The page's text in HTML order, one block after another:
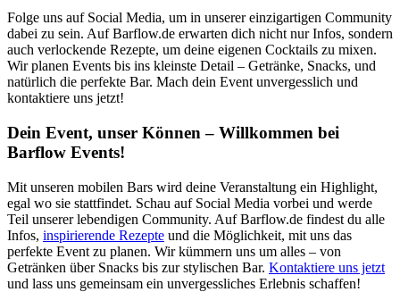
Folge uns auf Social Media, um in unserer einzigartigen Community
dabei zu sein. Auf Barflow.de erwarten dich nicht nur Infos, sondern
auch verlockende Rezepte, um deine eigenen Cocktails zu mixen.
Wir planen Events bis ins kleinste Detail – Getränke, Snacks, und
natürlich die perfekte Bar. Mach dein Event unvergesslich und
kontaktiere uns jetzt!
Dein Event, unser Können – Willkommen bei
Barflow Events!
Mit unseren mobilen Bars wird deine Veranstaltung ein Highlight,
egal wo sie stattfindet. Schau auf Social Media vorbei und werde
Teil unserer lebendigen Community. Auf Barflow.de findest du alle
Infos, inspirierende Rezepte und die Möglichkeit, mit uns das
perfekte Event zu planen. Wir kümmern uns um alles – von
Getränken über Snacks bis zur stylischen Bar. Kontaktiere uns jetzt
und lass uns gemeinsam ein unvergessliches Erlebnis schaffen!